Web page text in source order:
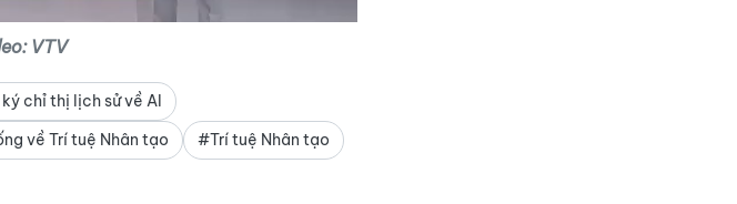
VTV
chỉ thị lịch sử về AI
về Trí tuệ Nhân tạo
#Trí tuệ Nhân tạo